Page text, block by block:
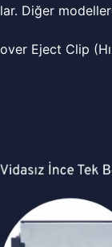
Diğer
Eject Clip